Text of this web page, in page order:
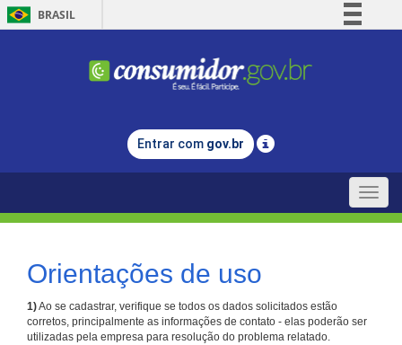
BRASIL
Comunica BR
Legislação
Entrar com gov.br
Toggle
Orientações de uso
1)Ao se cadastrar, verifique se todos os dados solicitados estão
corretos, principalmente as informações de contato - elas poderão ser
utilizadas pela empresa para resolução do problema relatado.